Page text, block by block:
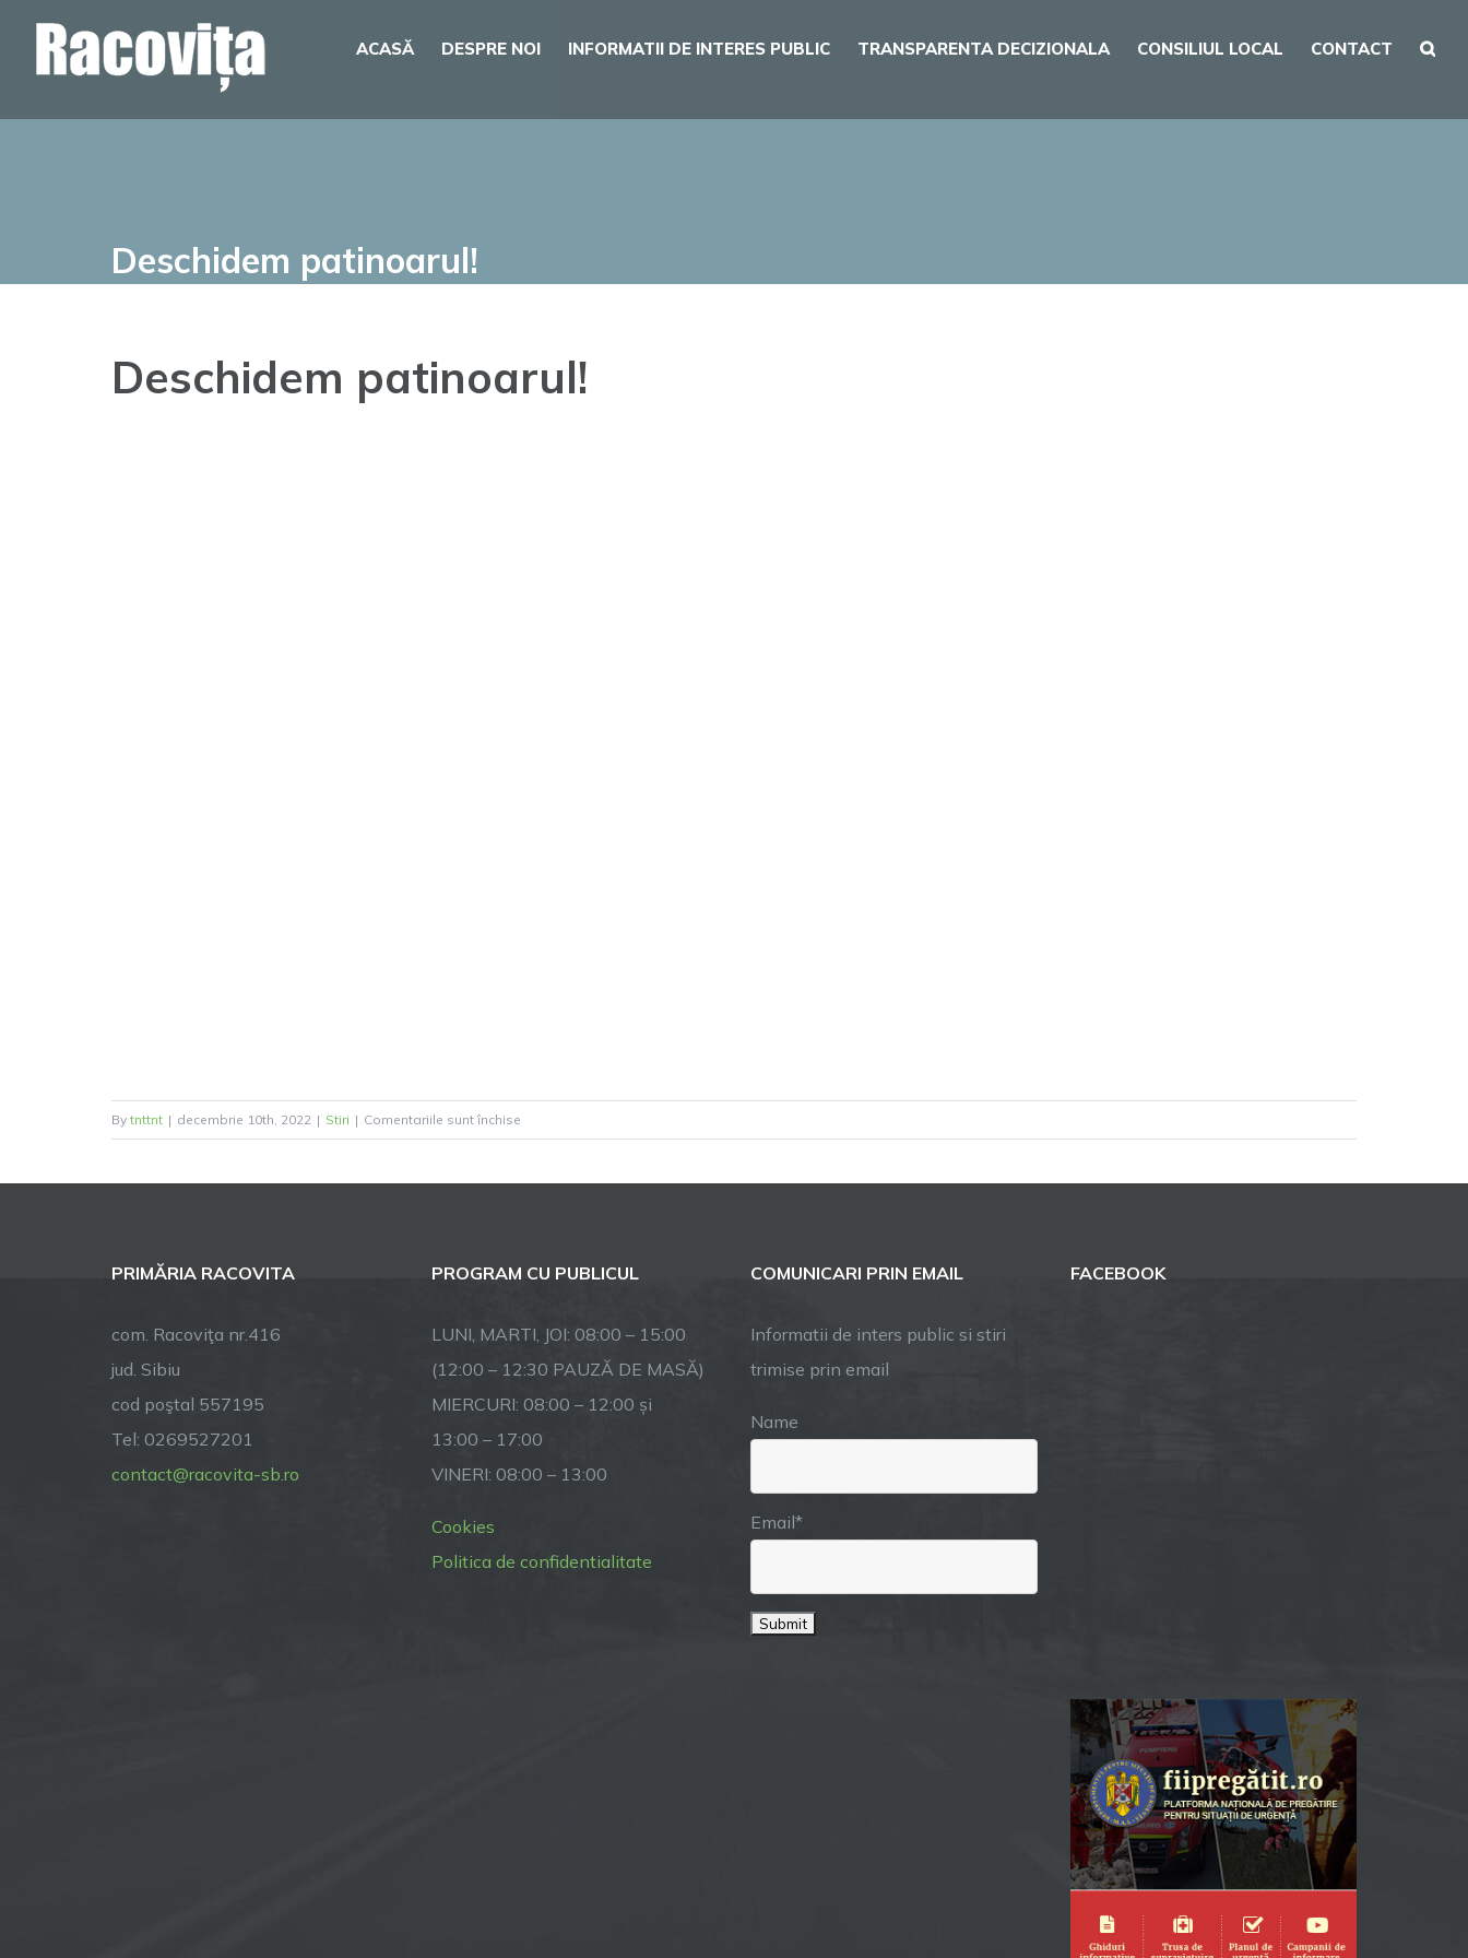
ACASĂ DESPRE NOI INFORMATII DE INTERES PUBLIC TRANSPARENTA DECIZIONALA CONSILIUL LOCAL CONTACT
Deschidem patinoarul!
Deschidem patinoarul!
By tnttnt | decembrie 10th, 2022 | Stiri | Comentariile sunt închise
Deschidem
PRIMĂRIA RACOVITA
com. Racoviţa nr.416
jud. Sibiu
cod poştal 557195
Tel: 0269527201
contact@racovita-sb.ro
PROGRAM CU PUBLICUL
LUNI, MARTI, JOI: 08:00 – 15:00
(12:00 – 12:30 PAUZĂ DE MASĂ)
MIERCURI: 08:00 – 12:00 și
13:00 – 17:00
VINERI: 08:00 – 13:00
Cookies
Politica de confidentialitate
COMUNICARI PRIN EMAIL
Informatii de inters public si stiri
trimise prin email
Name
Email*
FACEBOOK